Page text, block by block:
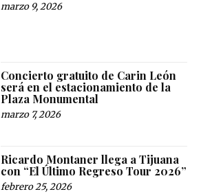
marzo 9, 2026
Concierto gratuito de Carin León
será en el estacionamiento de la
Plaza Monumental
marzo 7, 2026
Ricardo Montaner llega a Tijuana
con “El Último Regreso Tour 2026”
febrero 25, 2026